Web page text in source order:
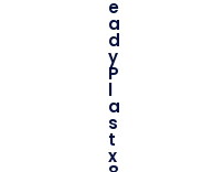
e
a
d
y
P
l
a
s
t
x